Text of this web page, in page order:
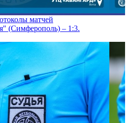
матчей
(Симферополь) – 1:3.